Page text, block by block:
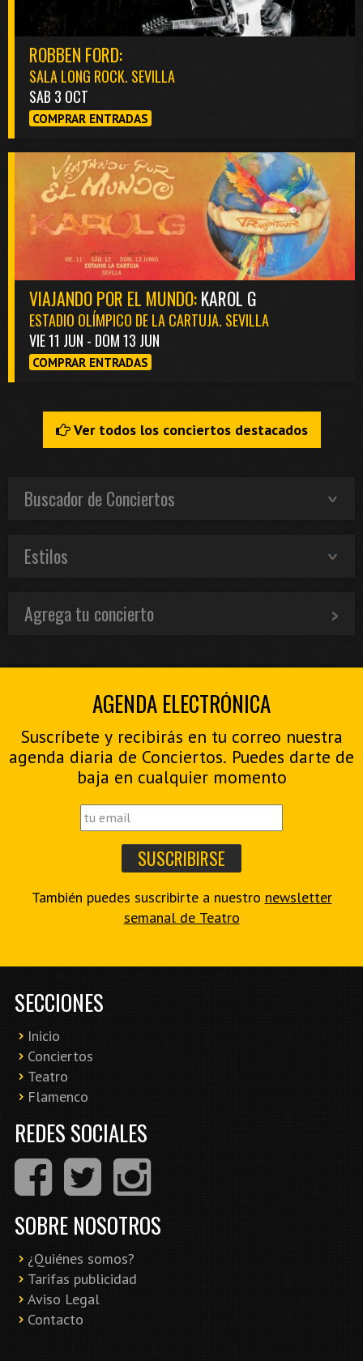
ROBBEN FORD:
SALA LONG ROCK. SEVILLA
SAB 3 OCT
COMPRAR ENTRADAS
VIAJANDO POR EL MUNDO:KAROL G
ESTADIO OLÍMPICO DE LA CARTUJA. SEVILLA
VIE 11 JUN - DOM 13 JUN
COMPRAR ENTRADAS
Ver todos los conciertos destacados
Buscador de Conciertos
Estilos
Agrega tu concierto
AGENDA ELECTRÓNICA
Suscríbete y recibirás en tu correo nuestra
agenda diaria de Conciertos. Puedes darte de
baja en cualquier momento
También puedes suscribirte a nuestro newsletter
semanal de Teatro
SECCIONES
Inicio
Conciertos
Teatro
Flamenco
REDES SOCIALES
SOBRE NOSOTROS
¿Quiénes somos?
Tarifas publicidad
Aviso Legal
Contacto